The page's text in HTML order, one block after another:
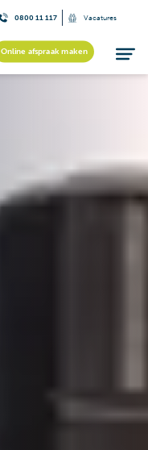
0800 11 117 Vacatures
Online afspraak maken